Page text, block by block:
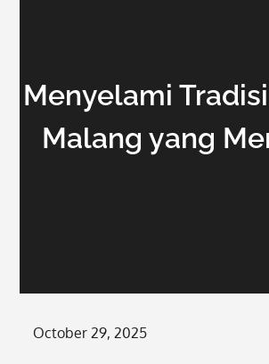
Menyelami
Malang yang
Posted
October 29, 2025